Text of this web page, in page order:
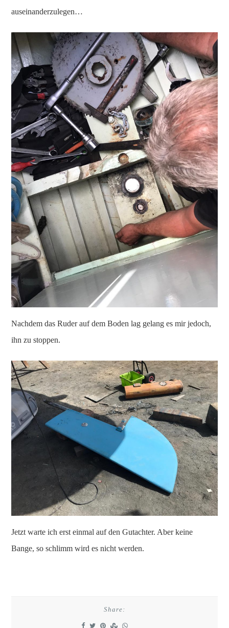
auseinanderzulegen…
Nachdem das Ruder auf dem Boden lag gelang es mir jedoch,
ihn zu stoppen.
Jetzt warte ich erst einmal auf den Gutachter. Aber keine
Bange, so schlimm wird es nicht werden.
Share: